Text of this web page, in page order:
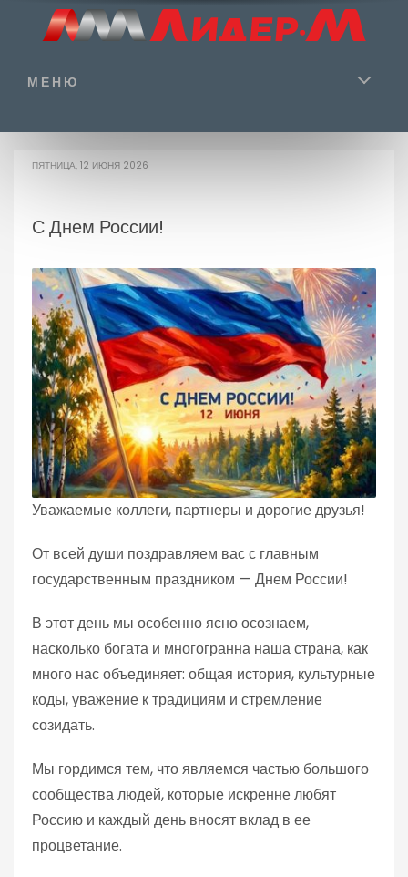
МЕНЮ
ПЯТНИЦА, 12 ИЮНЯ 2026
С Днем России!
Уважаемые коллеги, партнеры и дорогие друзья!
От всей души поздравляем вас с главным
государственным праздником — Днем России!
В этот день мы особенно ясно осознаем,
насколько богата и многогранна наша страна, как
много нас объединяет: общая история, культурные
коды, уважение к традициям и стремление
созидать.
Мы гордимся тем, что являемся частью большого
сообщества людей, которые искренне любят
Россию и каждый день вносят вклад в ее
процветание.